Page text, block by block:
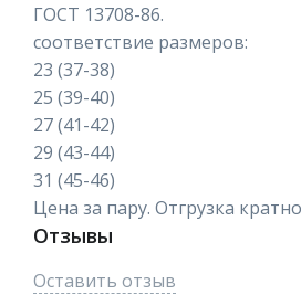
ГОСТ 13708-86.
соответствие размеров:
23 (37-38)
25 (39-40)
27 (41-42)
29 (43-44)
31 (45-46)
Цена за пару. Отгрузка
Отзывы
Оставить отзыв